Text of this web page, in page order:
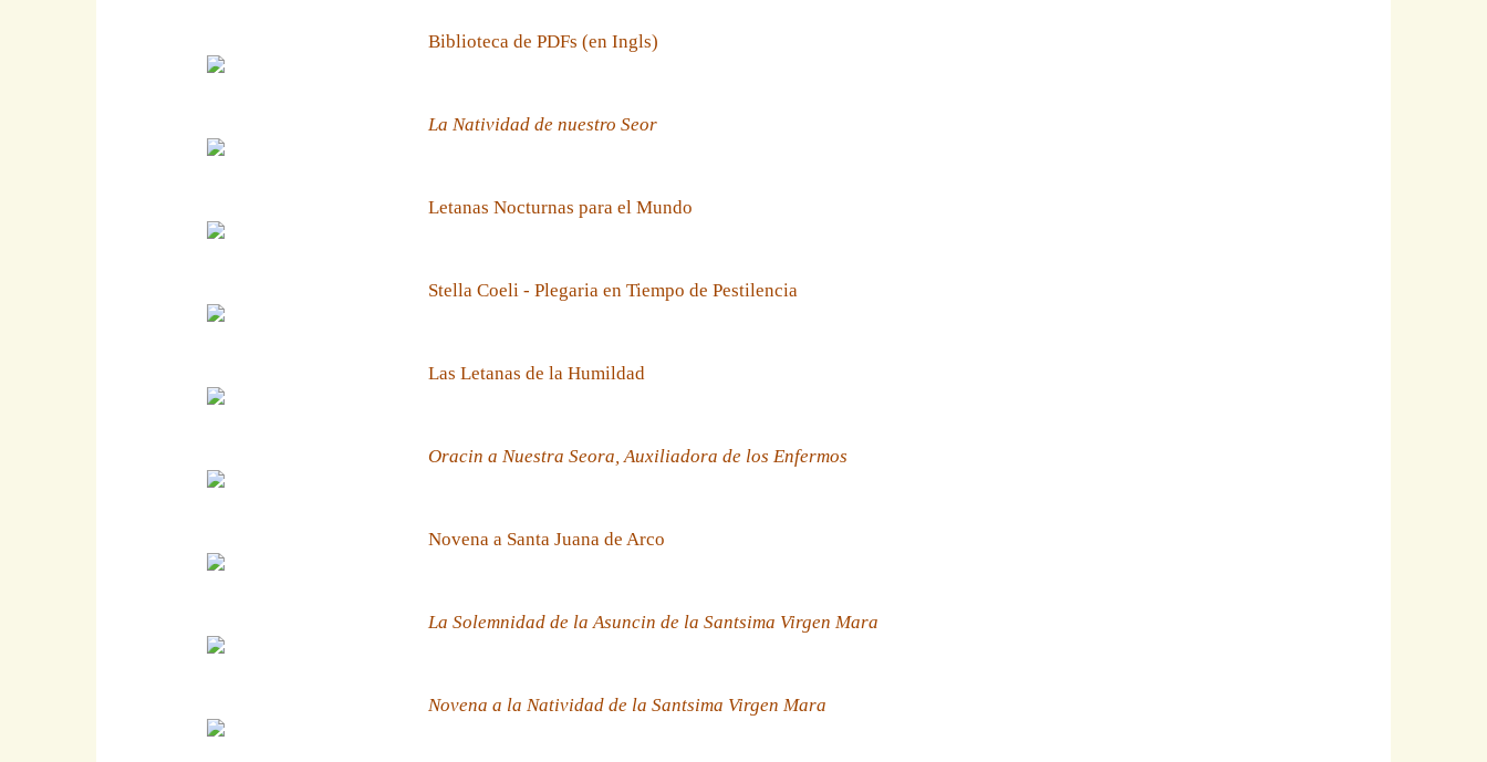
Biblioteca de PDFs (en Ingls)
La Natividad de nuestro Seor
Letanas Nocturnas para el Mundo
Stella Coeli - Plegaria en Tiempo de Pestilencia
Las Letanas de la Humildad
Oracin a Nuestra Seora, Auxiliadora de los Enfermos
Novena a Santa Juana de Arco
La Solemnidad de la Asuncin de la Santsima Virgen Mara
Novena a la Natividad de la Santsima Virgen Mara